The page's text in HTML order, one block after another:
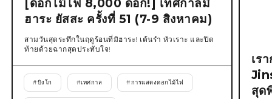
[ดอกไม้ไฟ 8,000 ดอก!] เทศกาลมิ
ฮาระ ยัสสะ ครั้งที่ 51 (7-9 สิงหาคม)
สามวันสุดระทึกในฤดูร้อนที่มิฮาระ! เต้นรำ หัวเราะ และปิด
ท้ายด้วยฉากสุดประทับใจ!
#บิงโก #เทศกาล #การแสดงดอกไม้ไฟ
เร
สุด